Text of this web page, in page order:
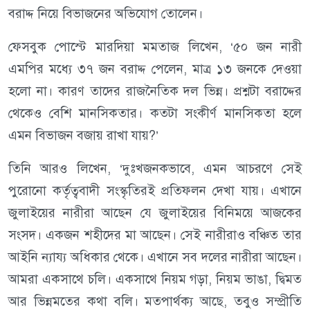
বরাদ্দ নিয়ে বিভাজনের অভিযোগ তোলেন।
ফেসবুক পোস্টে মারদিয়া মমতাজ লিখেন, ‘৫০ জন নারী
এমপির মধ্যে ৩৭ জন বরাদ্দ পেলেন, মাত্র ১৩ জনকে দেওয়া
হলো না। কারণ তাদের রাজনৈতিক দল ভিন্ন। প্রশ্নটা বরাদ্দের
থেকেও বেশি মানসিকতার। কতটা সংকীর্ণ মানসিকতা হলে
এমন বিভাজন বজায় রাখা যায়?’
তিনি আরও লিখেন, ‘দুঃখজনকভাবে, এমন আচরণে সেই
পুরোনো কর্তৃত্ববাদী সংস্কৃতিরই প্রতিফলন দেখা যায়। এখানে
জুলাইয়ের নারীরা আছেন যে জুলাইয়ের বিনিময়ে আজকের
সংসদ। একজন শহীদের মা আছেন। সেই নারীরাও বঞ্চিত তার
আইনি ন্যায্য অধিকার থেকে। এখানে সব দলের নারীরা আছেন।
আমরা একসাথে চলি। একসাথে নিয়ম গড়া, নিয়ম ভাঙা, দ্বিমত
আর ভিন্নমতের কথা বলি। মতপার্থক্য আছে, তবুও সম্প্রীতি